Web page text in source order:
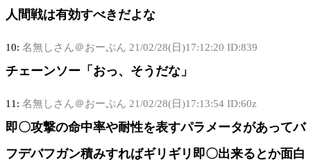
人間戦は有効すべきだよな
10: 名無しさん＠おーぷん 21/02/28(日)17:12:20 ID:839
チェーンソー「おっ、そうだな」
11: 名無しさん＠おーぷん 21/02/28(日)17:13:54 ID:60z
即〇攻撃の命中率や耐性を表すパラメータがあってバ
フデバフガン積みすればギリギリ即〇出来るとか面白